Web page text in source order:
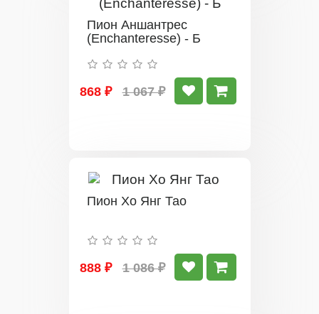
Пион Аншантрес
(Enchanteresse) - Б
868 ₽ 1 067 ₽
Пион Xо Янг Тао
888 ₽ 1 086 ₽